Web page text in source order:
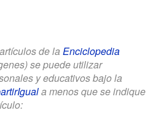
de la Enciclopedia
se puede utilizar
y educativos bajo la
a menos que se indique